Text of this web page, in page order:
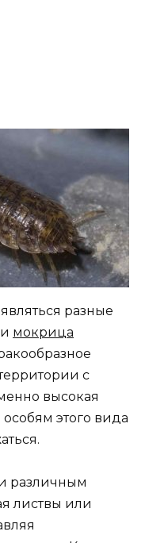
разные
мокрица
с
высокая
этого вида
различным
листвы или